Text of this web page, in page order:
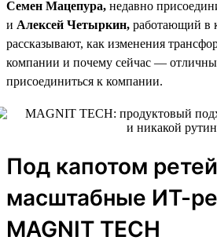
Семен Мацепура, недавно
и Алексей Четыркин, работающий в
рассказывают, как изменения
компании и почему сейчас —
присоединиться к компании.
Под капотом
масштабные ИТ-
MAGNIT TECH